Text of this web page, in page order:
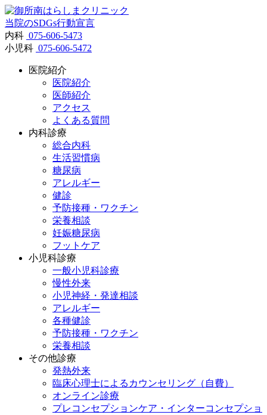
当院のSDGs行動宣言
内科 075-606-5473
小児科 075-606-5472
医院紹介
医院紹介
医師紹介
アクセス
よくある質問
内科診療
総合内科
生活習慣病
糖尿病
アレルギー
健診
予防接種・ワクチン
栄養相談
妊娠糖尿病
フットケア
小児科診療
一般小児科診療
慢性外来
小児神経・発達相談
アレルギー
各種健診
予防接種・ワクチン
栄養相談
その他診療
発熱外来
臨床心理士によるカウンセリング（自費）
オンライン診療
プレコンセプションケア・インターコンセプショ